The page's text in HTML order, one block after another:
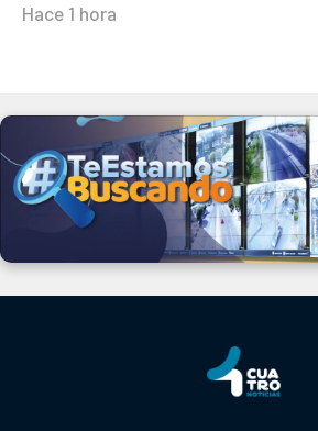
Hace 1 hora